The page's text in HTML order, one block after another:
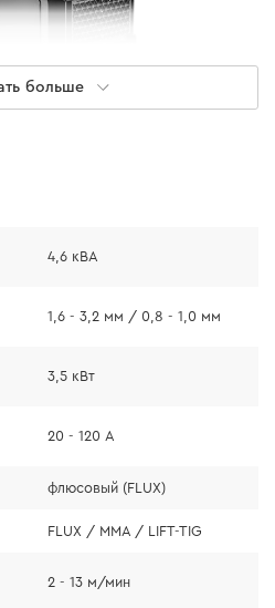
и мощными
электродом до 3 мм и
мм с катушкой 1 кг в
особенно удобен для
больше
4,6 кВА
1,6 - 3,2 мм / 0,8 - 1,0 мм
3,5 кВт
20 - 120 А
флюсовый (FLUX)
FLUX / MMA / LIFT-TIG
2 - 13 м/мин